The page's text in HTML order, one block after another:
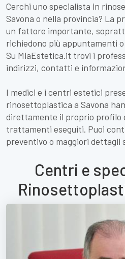
Cerchi uno specialista in
Savona o nella provincia? La
un fattore importante,
richiedono più appuntamenti
Su MiaEstetica.it trovi i
indirizzi, contatti e
I medici e i centri estetici
rinosettoplastica a Savona
direttamente il proprio profilo
trattamenti eseguiti. Puoi
preventivo o maggiori dettagli
Centri e